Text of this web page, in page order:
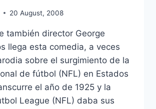
20 August, 2008
también director George
llega esta comedia, a veces
sobre el surgimiento de la
de fútbol (NFL) en Estados
el año de 1925 y la
League (NFL) daba sus